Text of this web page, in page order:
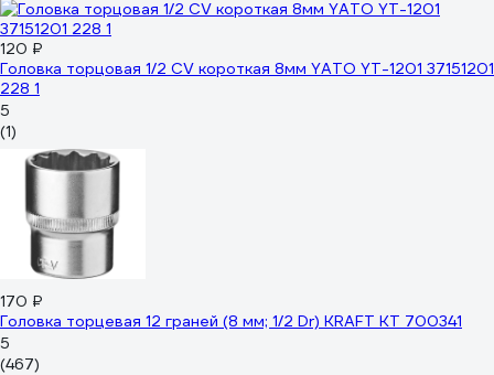
120 ₽
Головка торцовая 1/2 CV короткая 8мм YATO YT-1201 37151201
228 1
5
(1)
170 ₽
Головка торцевая 12 граней (8 мм; 1/2 Dr) KRAFT KT 700341
5
(467)